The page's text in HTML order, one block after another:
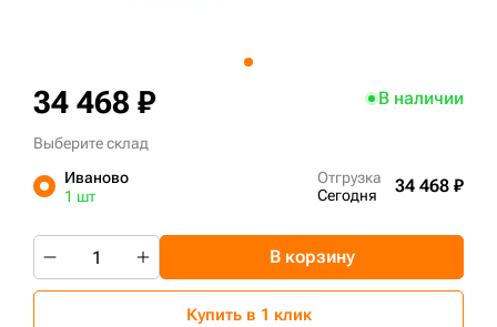
34 468 ₽ В наличии
Выберите склад
Иваново
1 шт
Отгрузка
Сегодня
34 468 ₽
В корзину
Купить в 1 клик